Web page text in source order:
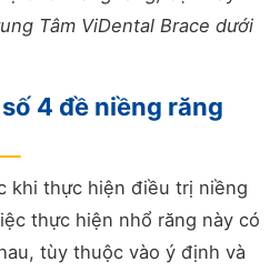
Tâm ViDental Brace dưới
4 đề niềng răng
khi thực hiện điều trị niềng
thực hiện nhổ răng này có
tùy thuộc vào ý định và